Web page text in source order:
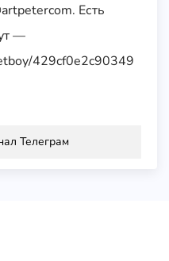
Есть
—
429cf0e2c90349
Телеграм